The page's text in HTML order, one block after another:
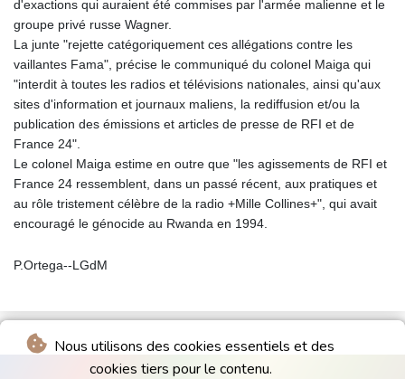
Nous utilisons des cookies essentiels et des
cookies tiers pour le contenu.
d'exactions qui auraient été commises par l'armée malienne et le
groupe privé russe Wagner.
La junte "rejette catégoriquement ces allégations contre les
vaillantes Fama", précise le communiqué du colonel Maiga qui
"interdit à toutes les radios et télévisions nationales, ainsi qu'aux
sites d'information et journaux maliens, la rediffusion et/ou la
publication des émissions et articles de presse de RFI et de
France 24".
Le colonel Maiga estime en outre que "les agissements de RFI et
France 24 ressemblent, dans un passé récent, aux pratiques et
au rôle tristement célèbre de la radio +Mille Collines+", qui avait
encouragé le génocide au Rwanda en 1994.
P.Ortega--LGdM